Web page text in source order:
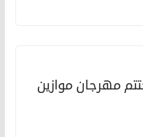
مهرجان موازين